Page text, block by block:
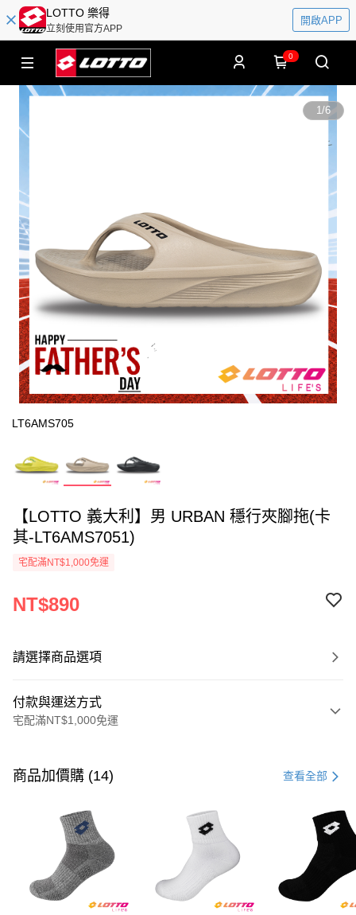
LOTTO 樂得
立刻使用官方APP
開啟APP
0
1/6
LT6AMS705
【LOTTO 義大利】男 URBAN 穩行夾腳拖(卡
其-LT6AMS7051)
宅配滿NT$1,000免運
NT$890
請選擇商品選項
付款與運送方式
宅配滿NT$1,000免運
信用卡一次付款
Apple Pay
悠遊付
商品加價購 (14) 查看全部